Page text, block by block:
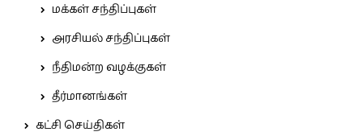
மக்கள் சந்திப்புகள்
அரசியல் சந்திப்புகள்
நீதிமன்ற வழக்குகள்
தீர்மானங்கள்
கட்சி செய்திகள்